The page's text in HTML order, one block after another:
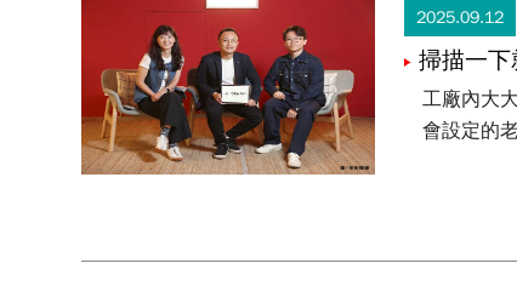
2025.09.12
掃描一
工廠內大
會設定的